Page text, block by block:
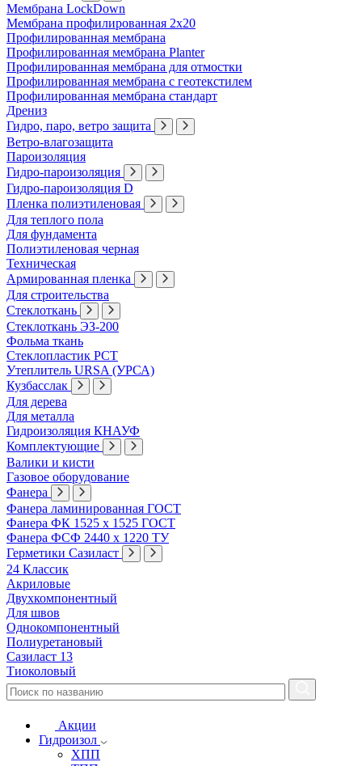
Мембрана LockDown
Мембрана профилированная 2х20
Профилированная мембрана
Профилированная мембрана Planter
Профилированная мембрана для отмостки
Профилированная мембрана с геотекстилем
Профилированная мембрана стандарт
Дрениз
Гидро, паро, ветро защита
Ветро-влагозащита
Пароизоляция
Гидро-пароизоляция
Гидро-пароизоляция D
Пленка полиэтиленовая
Для теплого пола
Для фундамента
Полиэтиленовая черная
Техническая
Армированная пленка
Для строительства
Стеклоткань
Стеклоткань ЭЗ-200
Фольма ткань
Стеклопластик РСТ
Утеплитель URSA (УРСА)
Кузбасслак
Для дерева
Для металла
Гидроизоляция КНАУФ
Комплектующие
Валики и кисти
Газовое оборудование
Фанера
Фанера ламинированная ГОСТ
Фанера ФК 1525 х 1525 ГОСТ
Фанера ФСФ 2440 х 1220 ТУ
Герметики Сазиласт
24 Классик
Акриловые
Двухкомпонентный
Для швов
Однокомпонентный
Полиуретановый
Сазиласт 13
Тиоколовый
Акции
Гидроизол
ХПП